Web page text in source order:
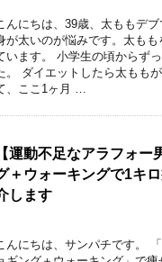
んにちは、39歳、太ももデ
が太いのが悩みです。太もも
います。 小学生の頃からず
。 ダイエットしたら太もも
、ここ1ヶ月 …
【運動不足なアラフォー
＋ウォーキングで1キ
します
んにちは、サンパチです。